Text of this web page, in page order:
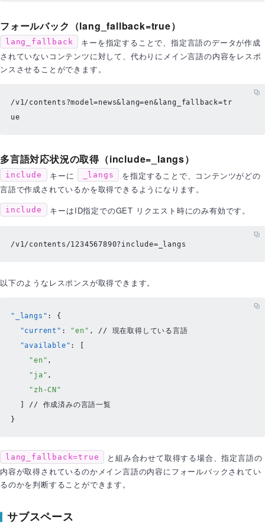
フォールバック（lang_fallback=true）
lang_fallback
キーを指定することで、指定言語のデータが作成
されていないコンテンツに対して、代わりにメイン言語の内容をレスポ
ンスさせることができます。
/v1/contents?model=news&lang=en&lang_fallback=tr
ue
多言語対応状況の取得（include=_langs）
include キーに _langs
を指定することで、コンテンツがどの
言語で作成されているかを取得できるようになります。
include キーはID指定でのGET リクエスト時にのみ有効です。
/v1/contents/1234567890?include=_langs
以下のようなレスポンスが取得できます。
"_langs" :
{
"current" : "en" ,
// 現在取得している言語
"available" :
"en" ,
"ja" ,
"zh-CN"
// 作成済みの言語一覧
}
lang_fallback=true
と組み合わせて取得する場合、指定言語の
内容が取得されているのかメイン言語の内容にフォールバックされてい
るのかを判断することができます。
サブスペース